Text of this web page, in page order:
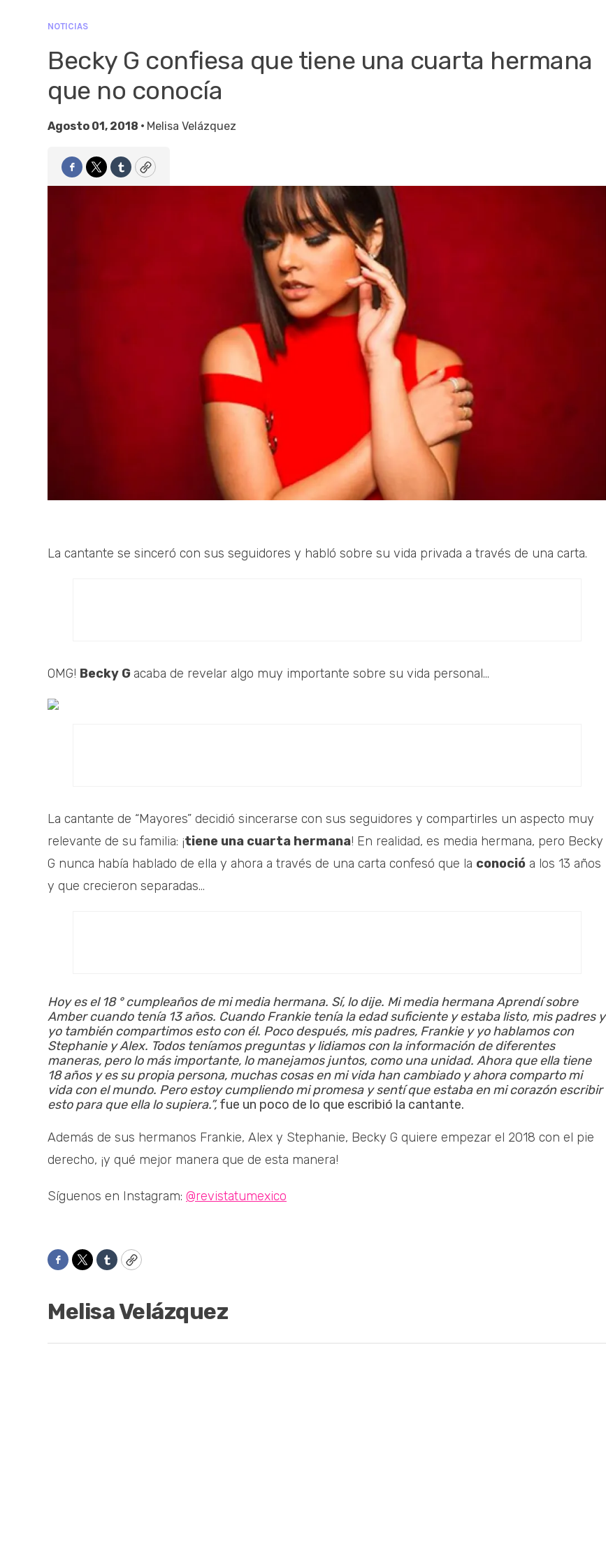
NOTICIAS
Becky G confiesa que tiene una cuarta hermana
que no conocía
Agosto 01, 2018 • Melisa Velázquez
Facebook
TwitterTumblrCopy
La cantante se sinceró con sus seguidores y habló sobre su vida privada a través de una carta.
OMG! Becky G acaba de revelar algo muy importante sobre su vida personal...
La cantante de “Mayores” decidió sincerarse con sus seguidores y compartirles un aspecto muy
relevante de su familia: ¡tiene una cuarta hermana! En realidad, es media hermana, pero Becky
G nunca había hablado de ella y ahora a través de una carta confesó que la conoció a los 13 años
y que crecieron separadas...
Hoy es el 18 ° cumpleaños de mi media hermana. Sí, lo dije. Mi media hermana Aprendí sobre
Amber cuando tenía 13 años. Cuando Frankie tenía la edad suficiente y estaba listo, mis padres y
yo también compartimos esto con él. Poco después, mis padres, Frankie y yo hablamos con
Stephanie y Alex. Todos teníamos preguntas y lidiamos con la información de diferentes
maneras, pero lo más importante, lo manejamos juntos, como una unidad. Ahora que ella tiene
18 años y es su propia persona, muchas cosas en mi vida han cambiado y ahora comparto mi
vida con el mundo. Pero estoy cumpliendo mi promesa y sentí que estaba en mi corazón escribir
esto para que ella lo supiera.”,fue un poco de lo que escribió la cantante.
Además de sus hermanos Frankie, Alex y Stephanie, Becky G quiere empezar el 2018 con el pie
derecho, ¡y qué mejor manera que de esta manera!
Síguenos en Instagram: @revistatumexico
Facebook
TwitterTumblrCopy
Melisa Velázquez